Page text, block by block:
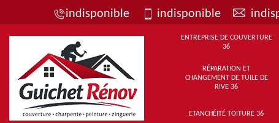
indisponible indisponible
ENTREPRISE DE COUVERTURE
36
RÉPARATION ET
CHANGEMENT DE TUILE DE
RIVE 36
ETANCHÉITÉ TOITURE 36